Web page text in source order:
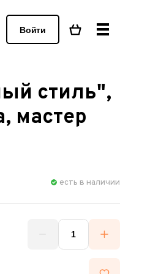
Войти
стиль",
мастер
есть в наличии